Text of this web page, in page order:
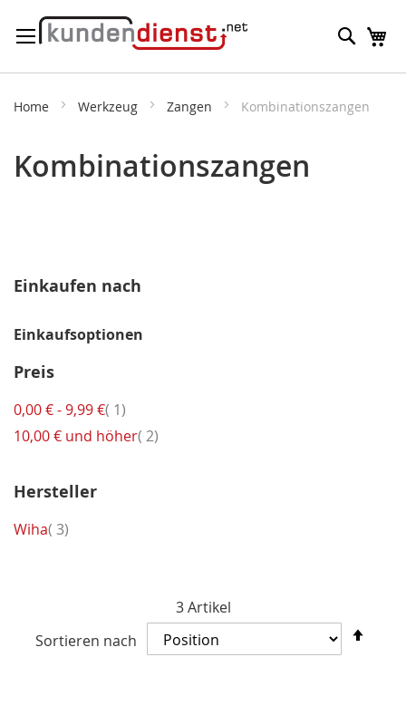
zum
Suche
Home Werkzeug Zangen Kombinationszangen
Kombinationszangen
3Artikel
Sortieren nach
Einkaufen nach
Einkaufsoptionen
Preis
0,00 €-9,99 € 1Artikel
10,00 € und höher 2Artikel
Hersteller
Wiha 3Artikel